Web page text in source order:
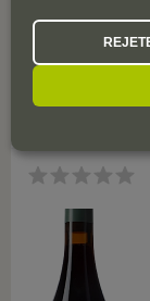
Ce vin n'est
Formats et